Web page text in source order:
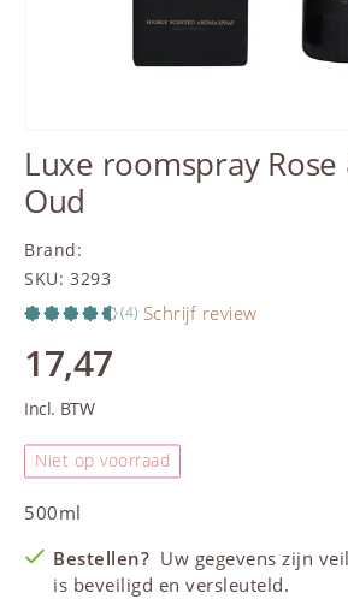
Luxe roomspray Rose
Oud
Brand:
SKU: 3293
(4) Schrijf review
17,47
Incl. BTW
Niet op voorraad
500ml
Bestellen? Uw gegevens zijn
is beveiligd en versleuteld.